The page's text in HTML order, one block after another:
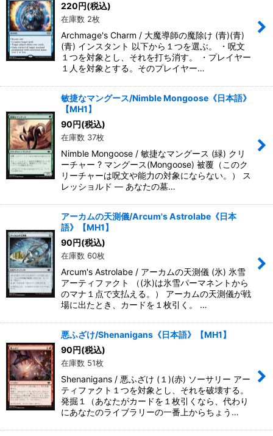
220円(税込)
在庫数 2枚
Archmage's Charm / 大魔導師の魔除け (青)(青)
(青) インスタント 以下から１つを選ぶ。 ・呪文
１つを対象とし、それを打ち消す。 ・プレイヤー
１人を対象とする。そのプレイヤー…
敏捷なマングース/Nimble Mongoose《日本語》
【MH1】
90円(税込)
在庫数 37枚
Nimble Mongoose / 敏捷なマングース (緑) クリ
ーチャー ? マングース(Mongoose) 被覆（このク
リーチャーは呪文や能力の対象にならない。） ス
レッショルド ― あなたの墓…
アーカムの天測儀/Arcum's Astrolabe《日本
語》【MH1】
90円(税込)
在庫数 60枚
Arcum's Astrolabe / アーカムの天測儀 (氷) 氷雪
アーティファクト （(氷)は氷雪パーマネントから
のマナ１点で支払える。） アーカムの天測儀が戦
場に出たとき、カードを１枚引く。 …
悪ふざけ/Shenanigans《日本語》【MH1】
90円(税込)
在庫数 51枚
Shenanigans / 悪ふざけ (１)(赤) ソーサリー アー
ティファクト１つを対象とし、それを破壊する。
発掘１（あなたがカードを１枚引くなら、代わり
にあなたのライブラリーの一番上からちょう…